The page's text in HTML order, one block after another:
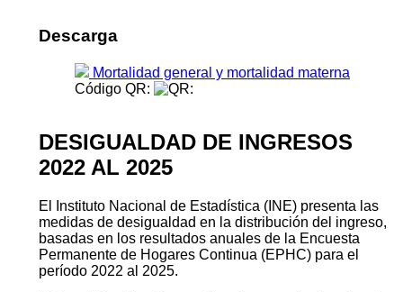
Descarga
Mortalidad general y mortalidad materna
Código QR:
DESIGUALDAD DE INGRESOS
2022 AL 2025
El Instituto Nacional de Estadística (INE) presenta las
medidas de desigualdad en la distribución del ingreso,
basadas en los resultados anuales de la Encuesta
Permanente de Hogares Continua (EPHC) para el
período 2022 al 2025.